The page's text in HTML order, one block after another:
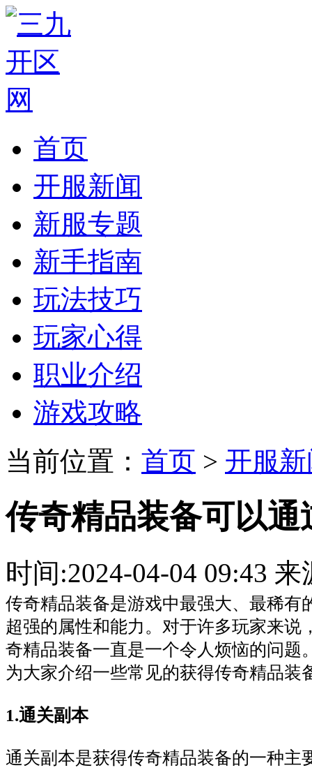
首页
开服新闻
新服专题
新手指南
玩法技巧
玩家心得
职业介绍
游戏攻略
当前位置： 首页 > 开服
传奇精品装备可以
时间:2024-04-04 09:43
传奇精品装备是游戏中最强大、最稀有
超强的属性和能力。对于许多玩家来说
奇精品装备一直是一个令人烦恼的问题
为大家介绍一些常见的获得传奇精品装
1.通关副本
通关副本是获得传奇精品装备的一种主